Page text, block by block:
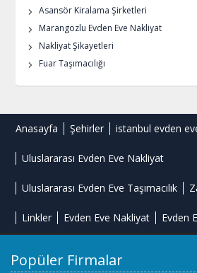
Asansör Kiralama Şirketleri
Marangozlu Evden Eve Nakliyat
Nakliyat Şikayetleri
Fuar Taşımacılığı
Anasayfa Şehirler istanbul evden
Uluslararası Evden Eve Nakliyat
Uluslararası Evden Eve Taşımacılık
Linkler Evden Eve Nakliyat Evden
Popüler Firmalar